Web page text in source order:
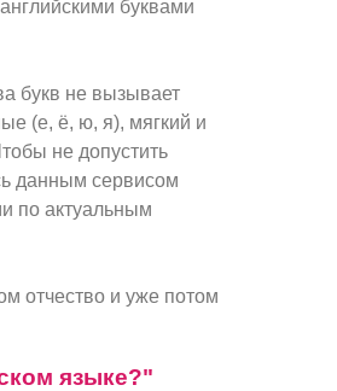
буквами
букв не вызывает
(е, ё, ю, я), мягкий и
не допустить
данным сервисом
по актуальным
отчество и уже потом
языке?"